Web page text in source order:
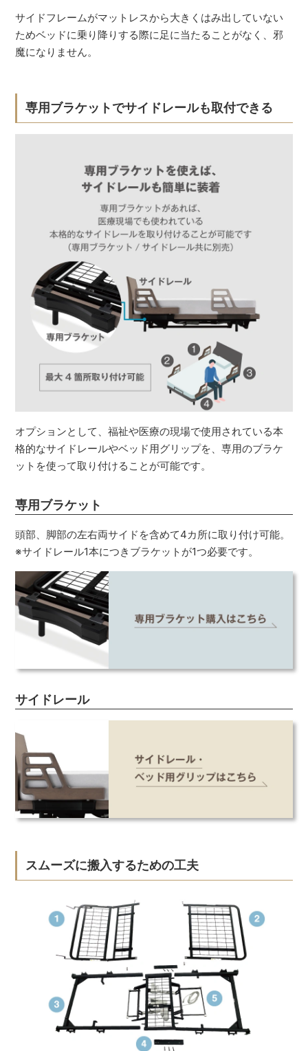
サイドフレームがマットレスから大きくはみ出していない
ためベッドに乗り降りする際に足に当たることがなく、邪
魔になりません。
専用ブラケットでサイドレールも取付できる
オプションとして、福祉や医療の現場で使用されている本
格的なサイドレールやベッド用グリップを、専用のブラケ
ットを使って取り付けることが可能です。
専用ブラケット
頭部、脚部の左右両サイドを含めて4カ所に取り付け可能。
※サイドレール1本につきブラケットが1つ必要です。
サイドレール
スムーズに搬入するための工夫